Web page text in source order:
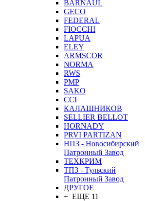
BARNAUL
GEСO
FEDERAL
FIOCCHI
LAPUA
ELEY
ARMSCOR
NORMA
RWS
PMP
SAKO
CCI
КАЛАШНИКОВ
SELLIER BELLOT
HORNADY
PRVI PARTIZAN
НПЗ - Новосибирский
Патронный Завод
ТЕХКРИМ
ТПЗ - Тульский
Патронный Завод
ДРУГОЕ
+ ЕЩЕ 11